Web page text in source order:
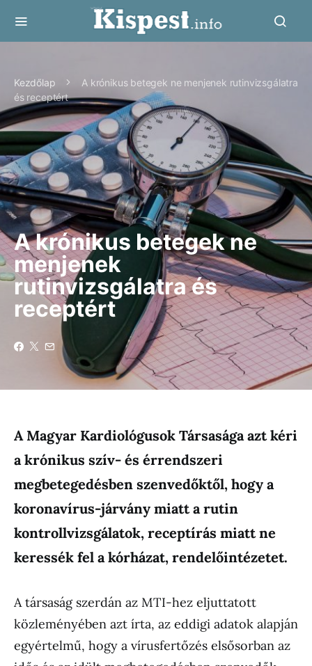
Kezdőlap
A krónikus betegek ne menjenek rutinvizsgálatra
és receptért
A krónikus betegek ne
menjenek
rutinvizsgálatra és
receptért
A Magyar Kardiológusok Társasága azt kéri
a krónikus szív- és érrendszeri
megbetegedésben szenvedőktől, hogy a
koronavírus-járvány miatt a rutin
kontrollvizsgálatok, receptírás miatt ne
keressék fel a kórházat, rendelőintézetet.
A társaság szerdán az MTI-hez eljuttatott
közleményében azt írta, az eddigi adatok alapján
egyértelmű, hogy a vírusfertőzés elsősorban az